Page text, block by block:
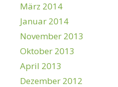
März 2014
Januar 2014
November 2013
Oktober 2013
April 2013
Dezember 2012